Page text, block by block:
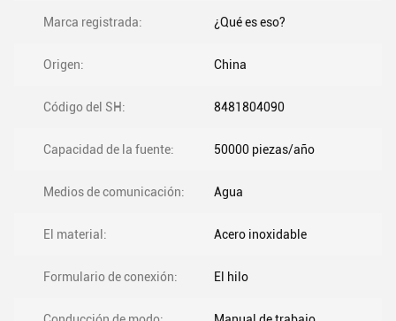
Marca registrada: ¿Qué es eso?
Origen: China
Código del SH: 8481804090
Capacidad de la fuente: 50000 piezas/año
Medios de comunicación: Agua
El material: Acero inoxidable
Formulario de conexión: El hilo